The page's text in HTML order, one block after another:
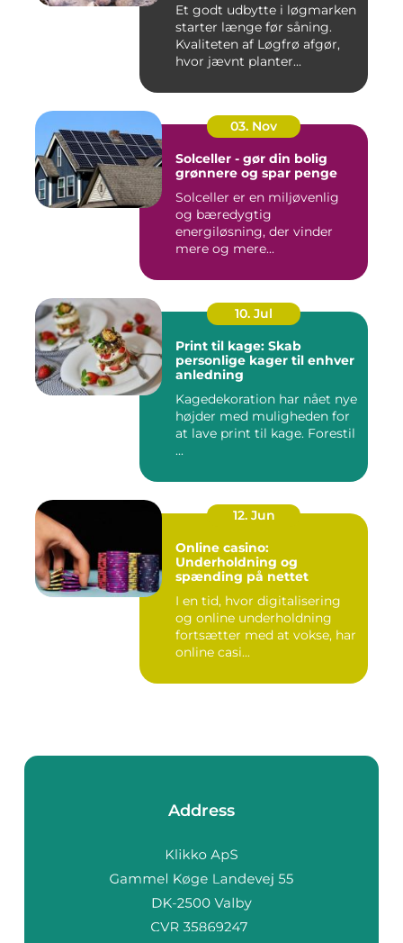
Et godt udbytte i løgmarken
starter længe før såning.
Kvaliteten af Løgfrø afgør,
hvor jævnt planter...
03. Nov
Solceller - gør din bolig
grønnere og spar penge
Solceller er en miljøvenlig
og bæredygtig
energiløsning, der vinder
mere og mere...
10. Jul
Print til kage: Skab
personlige kager til enhver
anledning
Kagedekoration har nået nye
højder med muligheden for
at lave print til kage. Forestil
...
12. Jun
Online casino:
Underholdning og
spænding på nettet
I en tid, hvor digitalisering
og online underholdning
fortsætter med at vokse, har
online casi...
Address